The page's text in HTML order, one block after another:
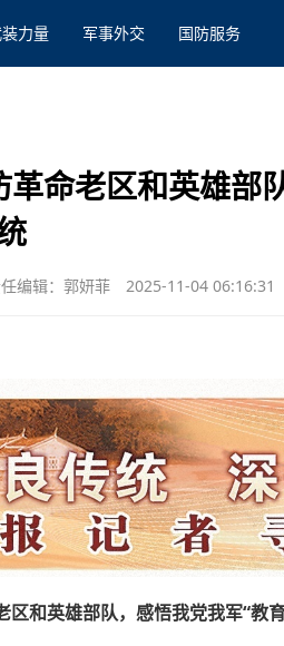
力量 军事外交 国防服务
命老区和英雄部
编辑：郭妍菲 2025-11-04 06:16:31
区和英雄部队，感悟我党我军“